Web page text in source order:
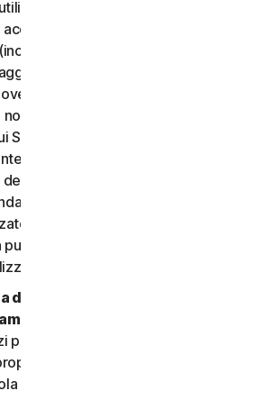
i Servizi. È importante fornire
complete e aggiornate
un indirizzo e-mail valido) e
In caso contrario,
sospendere o chiudere l’account
riuscire a inviare notifiche
Servizi. L’account è personale ed
a uso dell’Utente (o, se consentito
relativi familiari o della relativa
per gestire i Servizi, e non deve
da terzi per alcuno scopo.
può vendere, trasferire o consentire
le credenziali dell’account.
delle informazioni (incluse quelle
o alla Piccola azienda)
potrebbero consentire all’Utente di
familiari, i dipendenti della
azienda o i propri dispositivi per